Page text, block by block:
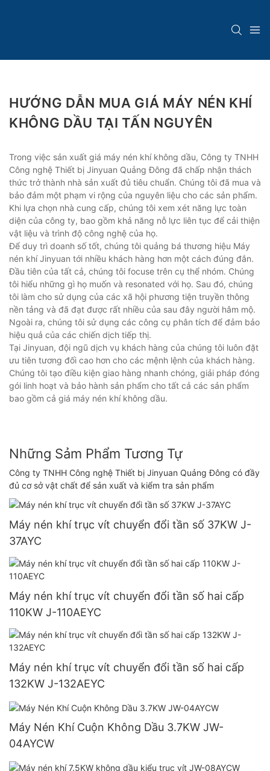
HƯỚNG DẪN MUA GIÁ MÁY NÉN KHÍ
KHÔNG DẦU TẠI TẤN NGUYÊN
Trong việc sản xuất giá máy nén khí không dầu, Công ty TNHH
Công nghệ Thiết bị Jinyuan Quảng Đông đã chấp nhận thách
thức trở thành nhà sản xuất đủ tiêu chuẩn. Chúng tôi đã mua và
bảo đảm một phạm vi rộng của nguyên liệu cho các sản phẩm.
Khi lựa chọn nhà cung cấp, chúng tôi xem xét năng lực toàn
diện của công ty, bao gồm khả năng nỗ lực liên tục để cải thiện
vật liệu và trình độ công nghệ của họ.
Để duy trì doanh số tốt, chúng tôi quảng bá thương hiệu Máy
nén khí Jinyuan tới nhiều khách hàng hơn một cách đúng đắn.
Đầu tiên của tất cả, chúng tôi focuse trên cụ thể nhóm. Chúng
tôi hiểu những gì họ muốn và resonated với họ. Sau đó, chúng
tôi làm cho sử dụng của các xã hội phương tiện truyền thông
nền tảng và đã đạt được rất nhiều của sau đây người hâm mộ.
Ngoài ra, chúng tôi sử dụng các công cụ phân tích để đảm bảo
hiệu quả của các chiến dịch tiếp thị.
Tại Jinyuan, đội ngũ dịch vụ khách hàng của chúng tôi luôn đặt
ưu tiên tương đối cao hơn cho các mệnh lệnh của khách hàng.
Chúng tôi tạo điều kiện giao hàng nhanh chóng, giải pháp đóng
gói linh hoạt và bảo hành sản phẩm cho tất cả các sản phẩm
bao gồm cả giá máy nén khí không dầu.
Những Sảm Phẩm Tương Tự
Công ty TNHH Công nghệ Thiết bị Jinyuan Quảng Đông có đầy
đủ cơ sở vật chất để sản xuất và kiểm tra sản phẩm
Máy nén khí trục vít chuyển đổi tần số 37KW J-
37AYC
Máy nén khí trục vít chuyển đổi tần số hai cấp
110KW J-110AEYC
Máy nén khí trục vít chuyển đổi tần số hai cấp
132KW J-132AEYC
Máy Nén Khí Cuộn Không Dầu 3.7KW JW-
04AYCW